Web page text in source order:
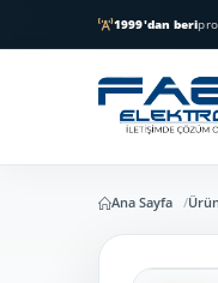
1999'dan beri
Ana Sayfa